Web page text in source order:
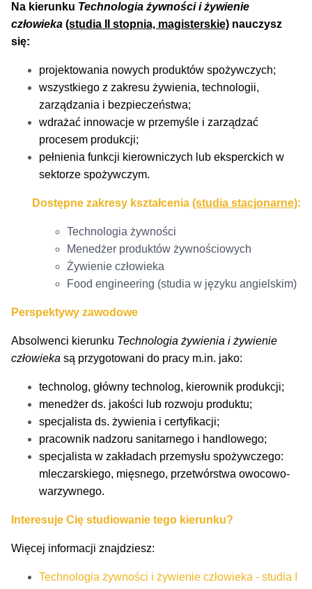
Na kierunku Technologia żywności i żywienie
człowieka (studia II stopnia, magisterskie)nauczysz
się:
projektowania nowych produktów spożywczych;
wszystkiego z zakresu żywienia, technologii,
zarządzania i bezpieczeństwa;
wdrażać innowacje w przemyśle i zarządzać
procesem produkcji;
pełnienia funkcji kierowniczych lub eksperckich w
sektorze spożywczym.
Dostępne zakresy kształcenia (studia stacjonarne):
Technologia żywności
Menedżer produktów żywnościowych
Żywienie człowieka
Food engineering (studia w języku angielskim)
Perspektywy zawodowe
Absolwenci kierunku Technologia żywienia i żywienie
człowieka są przygotowani do pracy m.in. jako:
technolog, główny technolog, kierownik produkcji;
menedżer ds. jakości lub rozwoju produktu;
specjalista ds. żywienia i certyfikacji;
pracownik nadzoru sanitarnego i handlowego;
specjalista w zakładach przemysłu spożywczego:
mleczarskiego, mięsnego, przetwórstwa owocowo-
warzywnego.
Interesuje Cię studiowanie tego kierunku?
Więcej informacji znajdziesz:
Technologia żywności i żywienie człowieka - studia I